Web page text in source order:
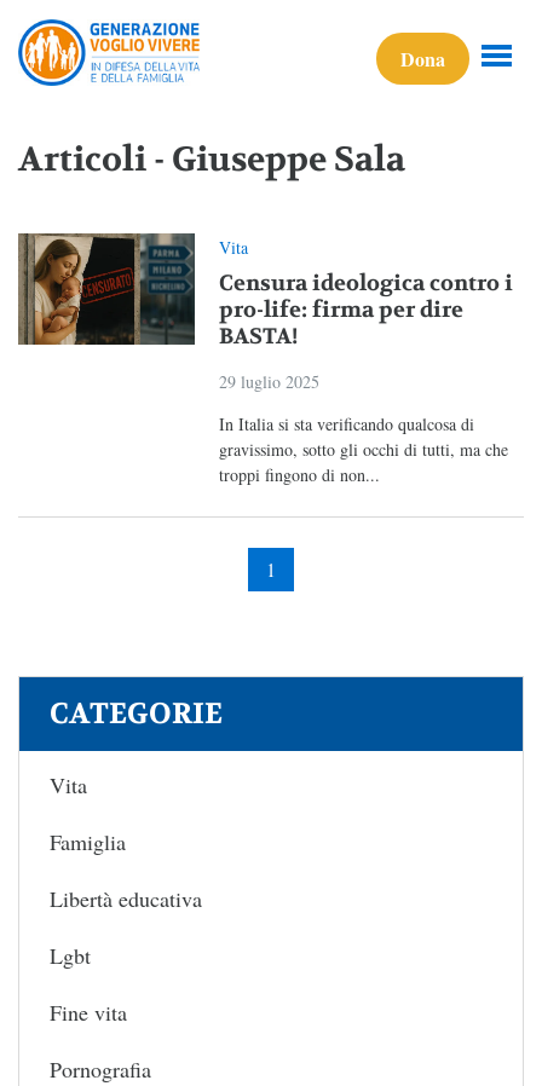
Dona
Articoli - Giuseppe Sala
Vita
Censura ideologica contro i
pro-life: firma per dire
BASTA!
29 luglio 2025
In Italia si sta verificando qualcosa di
gravissimo, sotto gli occhi di tutti, ma che
troppi fingono di non...
1
CATEGORIE
Vita
Famiglia
Libertà educativa
Lgbt
Fine vita
Pornografia